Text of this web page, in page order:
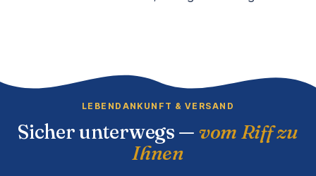
LEBENDANKUNFT & VERSAND
Sicher unterwegs — vom Riff zu
Ihnen